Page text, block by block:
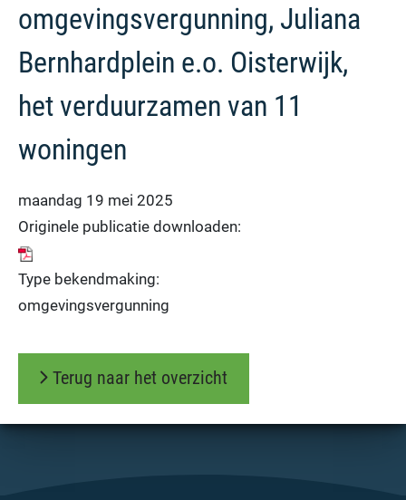
omgevingsvergunning, Juliana
Bernhardplein e.o. Oisterwijk,
het verduurzamen van 11
woningen
maandag 19 mei 2025
Originele publicatie downloaden:
Type bekendmaking:
omgevingsvergunning
Terug naar het overzicht